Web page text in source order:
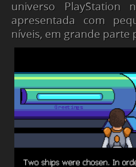
universo
apresentada com
níveis, em grande parte